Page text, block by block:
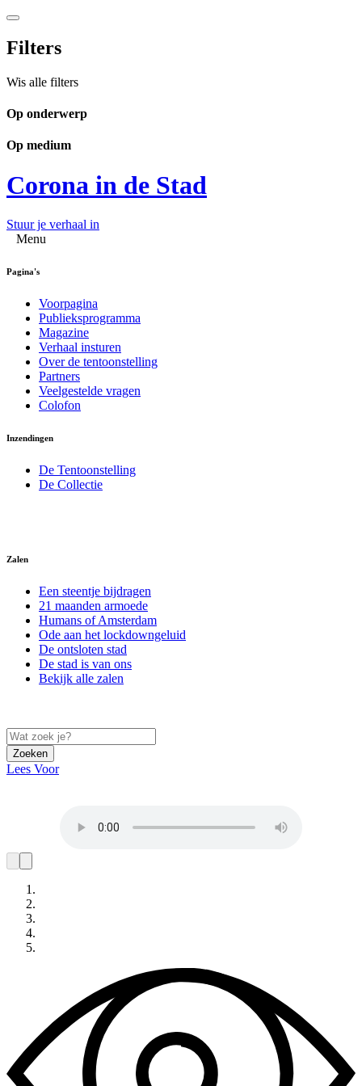
Filters
Wis alle filters
Op onderwerp
Op medium
Corona in de Stad
Stuur je verhaal in
Menu
Pagina's
Voorpagina
Publieksprogramma
Magazine
Verhaal insturen
Over de tentoonstelling
Partners
Veelgestelde vragen
Colofon
Inzendingen
De Tentoonstelling
De Collectie
Zalen
Een steentje bijdragen
21 maanden armoede
Humans of Amsterdam
Ode aan het lockdowngeluid
De ontsloten stad
De stad is van ons
Bekijk alle zalen
Zoeken
Lees Voor